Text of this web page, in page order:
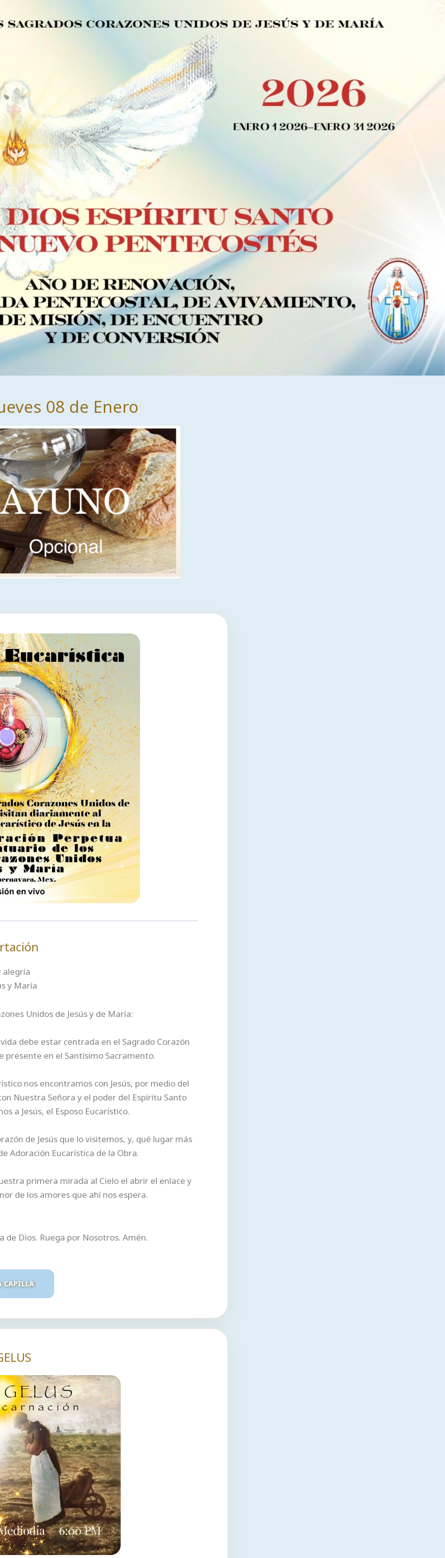
08 de Enero
alegría
y María
Unidos de Jesús y de María:
debe estar centrada en el Sagrado Corazón
presente en el Santísimo Sacramento.
nos encontramos con Jesús, por medio del
Nuestra Señora y el poder del Espíritu Santo
a Jesús, el Esposo Eucarístico.
de Jesús que lo visitemos, y, qué lugar más
Adoración Eucarística de la Obra.
primera mirada al Cielo el abrir el enlace y
de los amores que ahí nos espera.
de Dios. Ruega por Nosotros. Amén.
CAPILLA